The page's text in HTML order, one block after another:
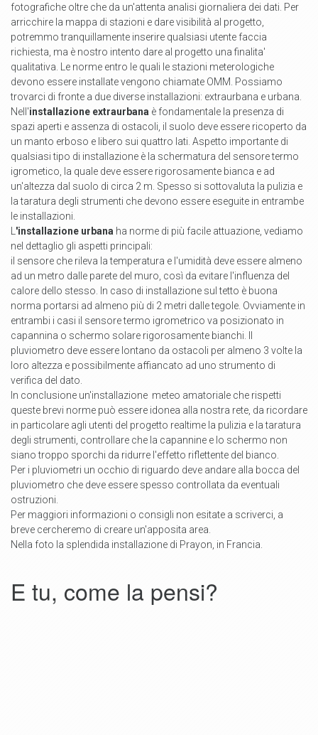
fotografiche oltre che da un'attenta analisi giornaliera dei dati. Per
arricchire la mappa di stazioni e dare visibilità al progetto,
potremmo tranquillamente inserire qualsiasi utente faccia
richiesta, ma è nostro intento dare al progetto una finalita'
qualitativa. Le norme entro le quali le stazioni meterologiche
devono essere installate vengono chiamate OMM. Possiamo
trovarci di fronte a due diverse installazioni: extraurbana e urbana.
Nell'installazione extraurbana è fondamentale la presenza di
spazi aperti e assenza di ostacoli, il suolo deve essere ricoperto da
un manto erboso e libero sui quattro lati. Aspetto importante di
qualsiasi tipo di installazione è la schermatura del sensore termo
igrometico, la quale deve essere rigorosamente bianca e ad
un'altezza dal suolo di circa 2 m. Spesso si sottovaluta la pulizia e
la taratura degli strumenti che devono essere eseguite in entrambe
le installazioni.
'installazione urbana ha norme di più facile attuazione, vediamo
nel dettaglio gli aspetti principali:
il sensore che rileva la temperatura e l'umidità deve essere almeno
ad un metro dalle parete del muro, così da evitare l'influenza del
calore dello stesso. In caso di installazione sul tetto è buona
norma portarsi ad almeno più di 2 metri dalle tegole. Ovviamente in
entrambi i casi il sensore termo igrometrico va posizionato in
capannina o schermo solare rigorosamente bianchi. Il
pluviometro deve essere lontano da ostacoli per almeno 3 volte la
loro altezza e possibilmente affiancato ad uno strumento di
verifica del dato.
In conclusione un'installazione meteo amatoriale che rispetti
queste brevi norme può essere idonea alla nostra rete, da ricordare
in particolare agli utenti del progetto realtime la pulizia e la taratura
degli strumenti, controllare che la capannine e lo schermo non
siano troppo sporchi da ridurre l'effetto riflettente del bianco.
Per i pluviometri un occhio di riguardo deve andare alla bocca del
pluviometro che deve essere spesso controllata da eventuali
ostruzioni.
Per maggiori informazioni o consigli non esitate a scriverci, a
breve cercheremo di creare un'apposita area.
Nella foto la splendida installazione di Prayon, in Francia.
E tu, come la pensi?